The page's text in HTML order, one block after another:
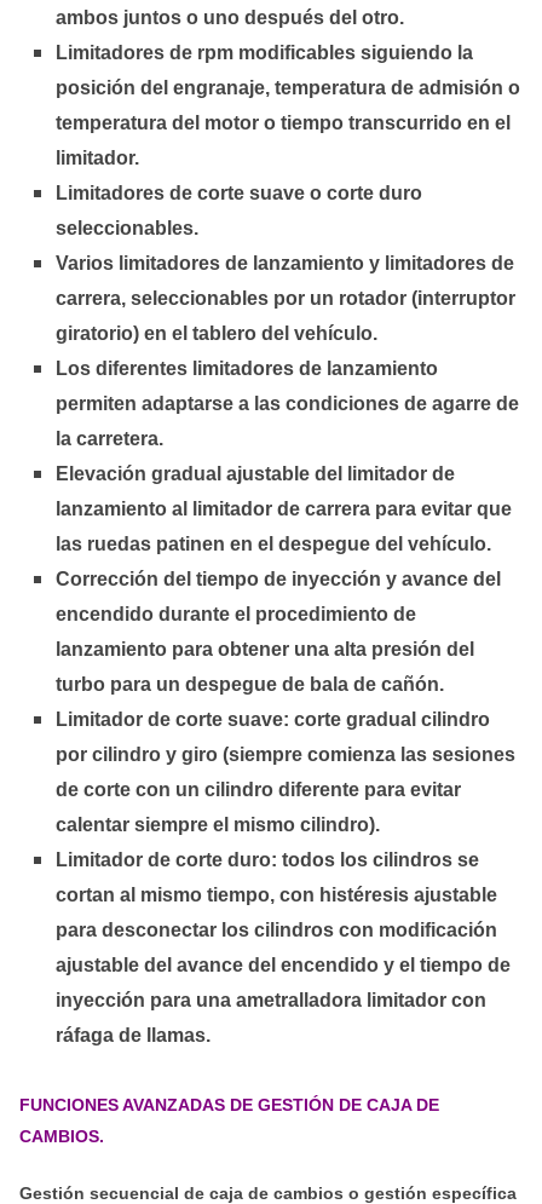
ambos juntos o uno después del otro.
Limitadores de rpm modificables siguiendo la
posición del engranaje, temperatura de admisión o
temperatura del motor o tiempo transcurrido en el
limitador.
Limitadores de corte suave o corte duro
seleccionables.
Varios limitadores de lanzamiento y limitadores de
carrera, seleccionables por un rotador (interruptor
giratorio) en el tablero del vehículo.
Los diferentes limitadores de lanzamiento
permiten adaptarse a las condiciones de agarre de
la carretera.
Elevación gradual ajustable del limitador de
lanzamiento al limitador de carrera para evitar que
las ruedas patinen en el despegue del vehículo.
Corrección del tiempo de inyección y avance del
encendido durante el procedimiento de
lanzamiento para obtener una alta presión del
turbo para un despegue de bala de cañón.
Limitador de corte suave: corte gradual cilindro
por cilindro y giro (siempre comienza las sesiones
de corte con un cilindro diferente para evitar
calentar siempre el mismo cilindro).
Limitador de corte duro: todos los cilindros se
cortan al mismo tiempo, con histéresis ajustable
para desconectar los cilindros con modificación
ajustable del avance del encendido y el tiempo de
inyección para una ametralladora limitador con
ráfaga de llamas.
FUNCIONES AVANZADAS DE GESTIÓN DE CAJA DE
CAMBIOS.
Gestión secuencial de caja de cambios o gestión específica